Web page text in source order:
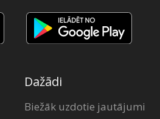
Dažādi
Biežāk uzdotie jautājumi